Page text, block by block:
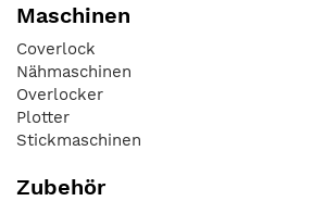
Maschinen
Coverlock
Nähmaschinen
Overlocker
Plotter
Stickmaschinen
Zubehör